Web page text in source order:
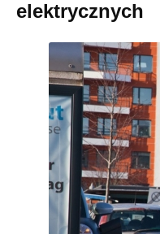
elektrycznych